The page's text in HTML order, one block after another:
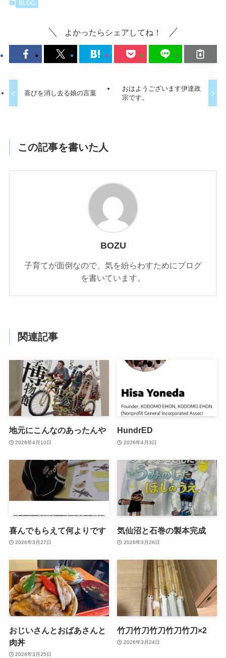
BLOG
よかったらシェアしてね！
喜びを消し去る娘の言葉
おはようございます伊達政
宗です。
この記事を書いた人
BOZU
子育てが面倒なので、気を紛らわすためにブログ
を書いています。
関連記事
地元にこんなのあったんや
2026年4月10日
HundrED
2026年4月3日
喜んでもらえて何よりです
2026年3月27日
気仙沼と石巻の製本完成
2026年3月26日
おじいさんとおばあさんと
肉丼
2026年3月25日
竹刀竹刀竹刀竹刀竹刀×2
2026年3月24日